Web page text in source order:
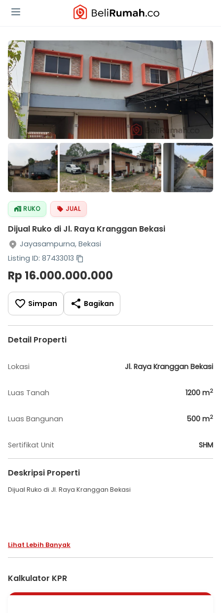
RUKO JUAL
Dijual Ruko di Jl. Raya Kranggan Bekasi
Jayasampurna, Bekasi
Listing ID: 87433013
Rp 16.000.000.000
Simpan Bagikan
Detail Properti
Lokasi Jl. Raya Kranggan Bekasi
Luas Tanah 1200 m2
Luas Bangunan 500 m2
Sertifikat Unit SHM
Deskripsi Properti
Dijual Ruko di Jl. Raya Kranggan Bekasi
Luas Tanah 1200m2
-2 ruko
Lihat Lebih Banyak
Kalkulator KPR